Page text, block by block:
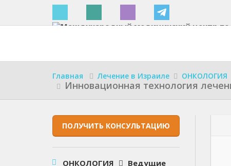
Главная Лечение в Израиле ОНКОЛОГИЯ
Инновационная технология
ПОЛУЧИТЬ КОНСУЛЬТАЦИЮ
ОНКОЛОГИЯ
Ведущие